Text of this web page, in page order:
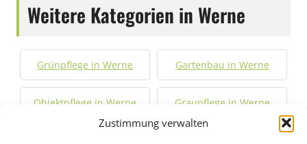
Zustimmung verwalten
Weitere Kategorien in Werne
Grünpflege in Werne Gartenbau in Werne
Objektpflege in Werne Graupflege in Werne